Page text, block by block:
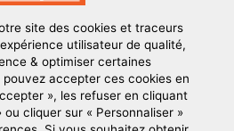
parisiencontact@parisevent-
center.com
US
(0)1 53 60 26 14
site des cookies et traceurs
utilisateur de qualité,
& optimiser certaines
accepter ces cookies en
», les refuser en cliquant
ou cliquer sur « Personnaliser »